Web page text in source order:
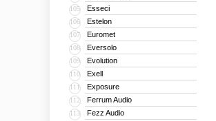
105 Esseci
106 Estelon
107 Euromet
108 Eversolo
109 Evolution
110 Exell
111 Exposure
112 Ferrum Audio
113 Fezz Audio